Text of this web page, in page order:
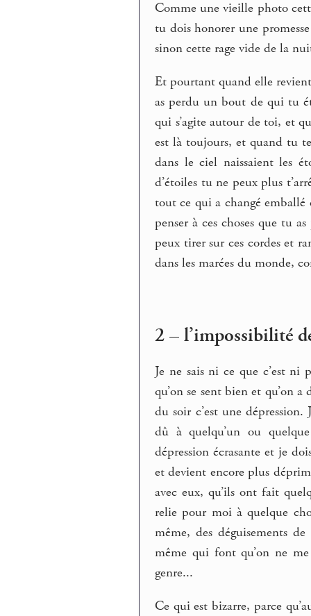
Comme une vieille photo
tu dois honorer une
sinon cette rage vide de la
Et pourtant quand elle
as perdu un bout de qui tu
qui s’agite autour de toi, et
est là toujours, et quand tu
dans le ciel naissaient les
d’étoiles tu ne peux plus
tout ce qui a changé emballé
penser à ces choses que tu
peux tirer sur ces cordes et
dans les marées du monde,
2 – l’impossibilité
Je ne sais ni ce que c’est ni
qu’on se sent bien et qu’on
du soir c’est une
dû à quelqu’un ou
dépression écrasante et je
et devient encore plus
avec eux, qu’ils ont fait
relie pour moi à quelque
même, des déguisements
même qui font qu’on ne
genre...
Ce qui est bizarre, parce